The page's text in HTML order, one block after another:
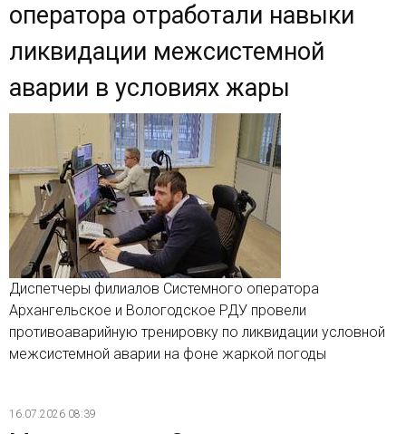
оператора отработали навыки
ликвидации межсистемной
аварии в условиях жары
Диспетчеры филиалов Системного оператора
Архангельское и Вологодское РДУ провели
противоаварийную тренировку по ликвидации условной
межсистемной аварии на фоне жаркой погоды
16.07.2026 08:39